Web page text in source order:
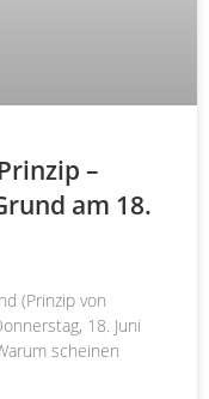
–
am 18.
(Prinzip von
18. Juni
scheinen